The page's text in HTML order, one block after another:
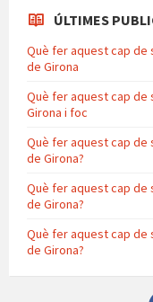
ÚLTIMES
Què fer aquest cap de
de Girona
Què fer aquest cap de
Girona i foc
Què fer aquest cap de
de Girona?
Què fer aquest cap de
de Girona?
Què fer aquest cap de
de Girona?